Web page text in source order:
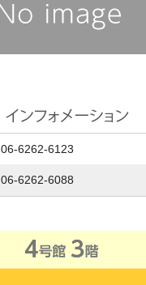
06-6262-6123
06-6262-6088